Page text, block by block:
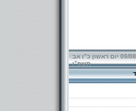
09/08/2026 יום ראשון כ"ו אב
תשפ"ו